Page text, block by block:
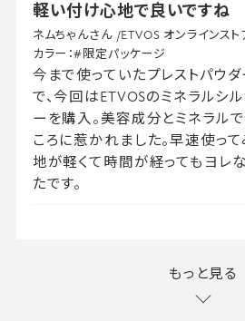
軽い付け心地で良いですね
ネムちゃんさん /ETVOS オンラインスト
カラー：#限定パッケージ
今まで使っていたプレストパウ
で、今回はETVOSのミネラルシ
ーを購入。美容成分とミネラル
ころに惹かれました。早速使っ
地が軽くて時間が経ってもヨレ
たです。
もっと見る